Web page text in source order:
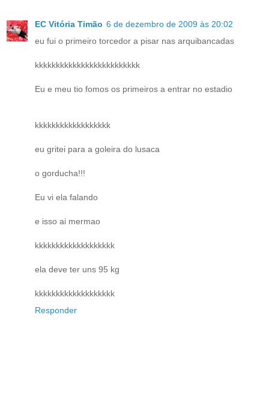
EC Vitória Timão 6 de dezembro de 2009 às 20:02
eu fui o primeiro torcedor a pisar nas arquibancadas
kkkkkkkkkkkkkkkkkkkkkkkkk
Eu e meu tio fomos os primeiros a entrar no estadio
kkkkkkkkkkkkkkkkkk
eu gritei para a goleira do lusaca
o gorducha!!!
Eu vi ela falando
e isso ai mermao
kkkkkkkkkkkkkkkkkkk
ela deve ter uns 95 kg
kkkkkkkkkkkkkkkkkkk
Responder